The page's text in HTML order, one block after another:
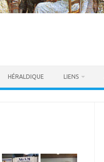
HÉRALDIQUE LIENS